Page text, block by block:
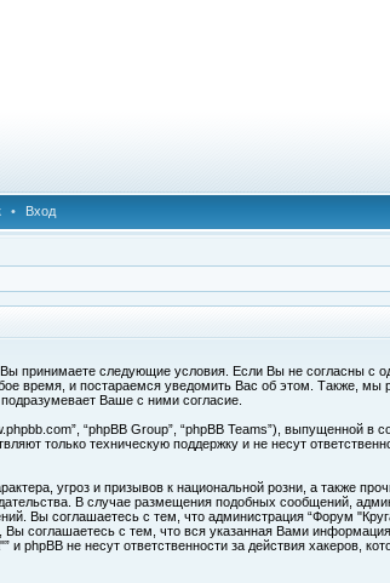
• Вход
принимаете следующие условия. Если Вы не согласны с
время, и постараемся уведомить Вас об этом. Также,
Ваше с ними согласие.
“phpBB Group”, “phpBB Teams”), выпущенной в
только техническую поддержку и не несут
угроз и призывов к национальной розни, а также
В случае размещения подобных сообщений,
Вы соглашаетесь с тем, что администрация “Форум
соглашаетесь с тем, что вся указанная Вами
не несут ответственности за действия хакеров,